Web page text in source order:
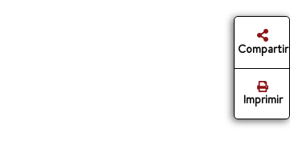
Compartir
Imprimir